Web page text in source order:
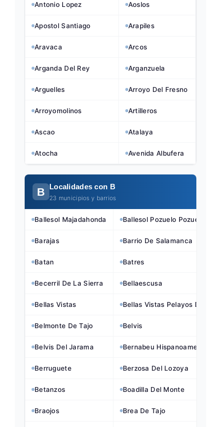
Antonio Lopez Aoslos
Apostol Santiago Arapiles
Aravaca Arcos
Arganda Del Rey Arganzuela
Arguelles Arroyo Del Fresno
Arroyomolinos Artilleros
Ascao Atalaya
Atocha Avenida Albufera
B Localidades con B
23 municipios y barrios
Ballesol Majadahonda Ballesol Pozuelo Pozuelo
Barajas Barrio De Salamanca
Batan Batres
Becerril De La Sierra Bellaescusa
Bellas Vistas Bellas Vistas Pelayos De La
Belmonte De Tajo Belvis
Belvis Del Jarama Bernabeu Hispanoamerica
Berruguete Berzosa Del Lozoya
Betanzos Boadilla Del Monte
Braojos Brea De Tajo